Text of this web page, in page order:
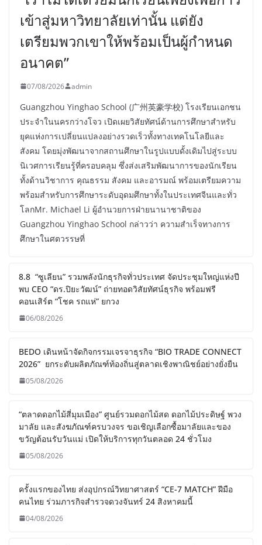
เข้าสู่มหาวิทยาลัยเท่านั้น แต่ยัง
เตรียมพวกเขาให้พร้อมเป็นผู้กำหนด
อนาคต”
07/08/2026 admin
Guangzhou Yinghao School (广州英豪学校) โรงเรียนเอกชน
ประจำในนครกว่างโจว เปิดเผยวิสัยทัศน์ด้านการศึกษาสำหรับ
ยุคแห่งการเปลี่ยนแปลงอย่างรวดเร็วทั้งทางเทคโนโลยีและ
สังคม โดยมุ่งพัฒนาจากสถานศึกษาในรูปแบบดั้งเดิมไปสู่ระบบ
นิเวศการเรียนรู้ที่ครอบคลุม ซึ่งส่งเสริมพัฒนาการของนักเรียน
ทั้งด้านวิชาการ คุณธรรม สังคม และอารมณ์ พร้อมเตรียมความ
พร้อมสำหรับการศึกษาระดับอุดมศึกษาทั้งในประเทศจีนและทั่ว
โลกMr. Michael Li ผู้อำนวยการฝ่ายนานาชาติของ
Guangzhou Yinghao School กล่าวว่า ความสำเร็จทางการ
ศึกษาในศตวรรษที่
8.8 “ซูเลียน” รวมพลังนักธุรกิจทั่วประเทศ จัดประชุมใหญ่แห่งปี
พบ CEO “ดร.ปิยะวัฒน์” ถ่ายทอดวิสัยทัศน์ธุรกิจ พร้อมฟรี
คอนเสิร์ต “โชค รถแห่” ยกวง
06/08/2026
BEDO เดินหน้าจัดกิจกรรมเจรจาธุรกิจ “BIO TRADE CONNECT
2026” ยกระดับผลิตภัณฑ์ท้องถิ่นสู่ตลาดเชิงพาณิชย์อย่างยั่งยืน
05/08/2026
“ตลาดดอกไม้สี่มุมเมือง” ศูนย์รวมดอกไม้สด ดอกไม้ประดิษฐ์ พวง
มาลัย และสังฆภัณฑ์ครบวงจร ขอเชิญเลือกซื้อมาลัยและของ
ขวัญต้อนรับวันแม่ เปิดให้บริการทุกวันตลอด 24 ชั่วโมง
05/08/2026
ครั้งแรกของไทย ส่งอุปกรณ์วิทยาศาสตร์ “CE-7 MATCH” ฝีมือ
คนไทย ร่วมภารกิจสำรวจดวงจันทร์ 24 สิงหาคมนี้
04/08/2026